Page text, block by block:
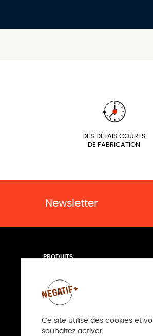
Ce site utilise des cookies et
souhaitez activer
DES DÉLAIS COURTS
DE FABRICATION
Newsletter
PRODUITS
PLV et impression grands formats
Posters et Photo XL
Encadrements et caisses américaines
Tirages et impressions photo